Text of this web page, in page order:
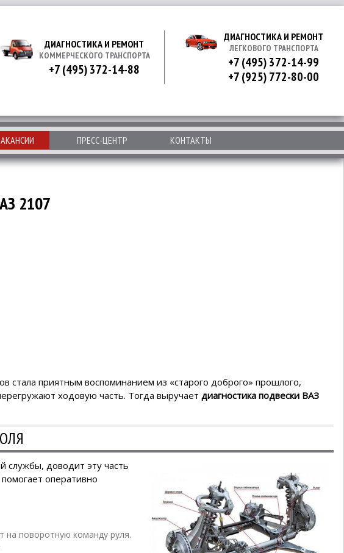
ДИАГНОСТИКА И РЕМОНТ
КОММЕРЧЕСКОГО ТРАНСПОРТА
+7 (495) 372-14-88
ДИАГНОСТИКА И РЕМОНТ
ЛЕГКОВОГО ТРАНСПОРТА
+7 (495) 372-14-99
+7 (925) 772-80-00
ПРЕСС-ЦЕНТР КОНТАКТЫ
2107
стала приятным воспоминанием из «старого доброго» прошлого,
ходовую часть. Тогда выручает диагностика подвески ВАЗ
доводит эту часть
помогает оперативно
на поворотную команду руля.